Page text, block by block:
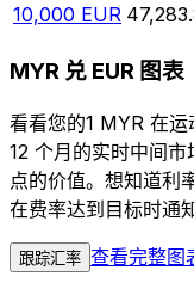
10,000 EUR
MYR 兑 EUR 图表
看看您的1 MYR 在
12 个月的实时中间
点的价值。想知道利
在费率达到目标时通
跟踪汇率 查看完整图